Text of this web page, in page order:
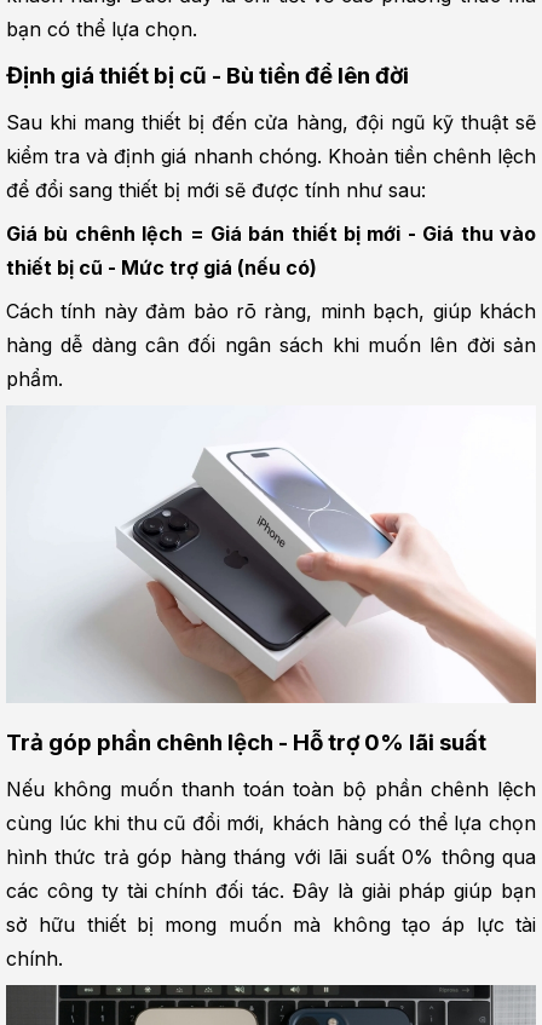
bạn có thể lựa chọn.
Định giá thiết bị cũ - Bù tiền để lên đời
Sau khi mang thiết bị đến cửa hàng, đội ngũ kỹ thuật sẽ
kiểm tra và định giá nhanh chóng. Khoản tiền chênh lệch
để đổi sang thiết bị mới sẽ được tính như sau:
Giá bù chênh lệch = Giá bán thiết bị mới - Giá thu vào
thiết bị cũ - Mức trợ giá (nếu có)
Cách tính này đảm bảo rõ ràng, minh bạch, giúp khách
hàng dễ dàng cân đối ngân sách khi muốn lên đời sản
phẩm.
Trả góp phần chênh lệch - Hỗ trợ 0% lãi suất
Nếu không muốn thanh toán toàn bộ phần chênh lệch
cùng lúc khi thu cũ đổi mới, khách hàng có thể lựa chọn
hình thức trả góp hàng tháng với lãi suất 0% thông qua
các công ty tài chính đối tác. Đây là giải pháp giúp bạn
sở hữu thiết bị mong muốn mà không tạo áp lực tài
chính.